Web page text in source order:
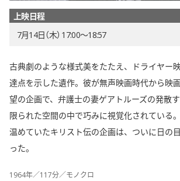
上映日程
7月14日（木） 17:00〜18:57
古典劇のような様式美をたたえ、ドライヤー
達点を示した遺作。彼が無声映画時代から映
望の企画で、弁護士の妻ゲアトルーズの発散す
限られた空間の中で巧みに視覚化されている
温めていたキリスト伝の企画は、ついに日の
った。
1964年／117分／モノクロ